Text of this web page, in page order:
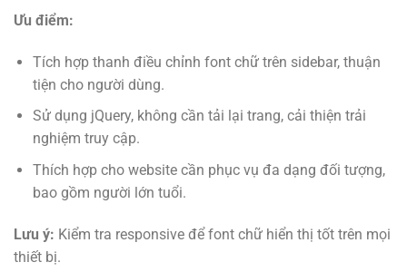
Ưu điểm:
Tích hợp thanh điều chỉnh font chữ trên sidebar, thuận
tiện cho người dùng.
Sử dụng jQuery, không cần tải lại trang, cải thiện trải
nghiệm truy cập.
Thích hợp cho website cần phục vụ đa dạng đối tượng,
bao gồm người lớn tuổi.
Lưu ý: Kiểm tra responsive để font chữ hiển thị tốt trên mọi
thiết bị.